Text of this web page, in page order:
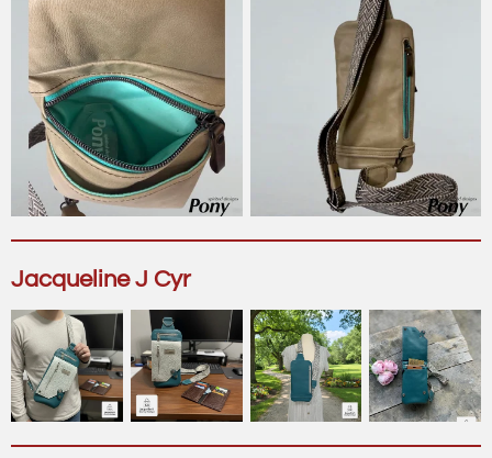
Jacqueline J Cyr